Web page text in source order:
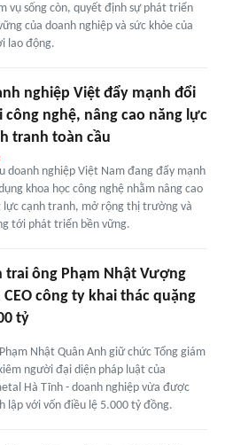
vụ sống còn, quyết định sự phát triển
của doanh nghiệp và sức khỏe của
lao động.
nghiệp Việt đẩy mạnh đổi
công nghệ, nâng cao năng lực
tranh toàn cầu
doanh nghiệp Việt Nam đang đẩy mạnh
khoa học công nghệ nhằm nâng cao
lực cạnh tranh, mở rộng thị trường và
tới phát triển bền vững.
trai ông Phạm Nhật Vượng
CEO công ty khai thác quặng
tỷ
Nhật Quân Anh giữ chức Tổng giám
người đại diện pháp luật của
Hà Tĩnh - doanh nghiệp vừa được
lập với vốn điều lệ 5.000 tỷ đồng.